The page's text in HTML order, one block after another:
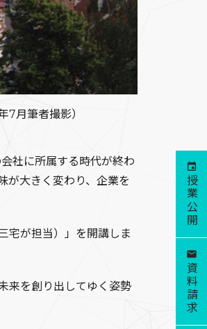
月筆者撮影）
社に所属する時代が終わ
が大きく変わり、企業を
宅が担当）」を開講しま
来を創り出してゆく姿勢
授業公開
資料請求